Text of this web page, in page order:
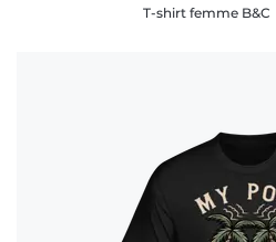
T-shirt femme B&C